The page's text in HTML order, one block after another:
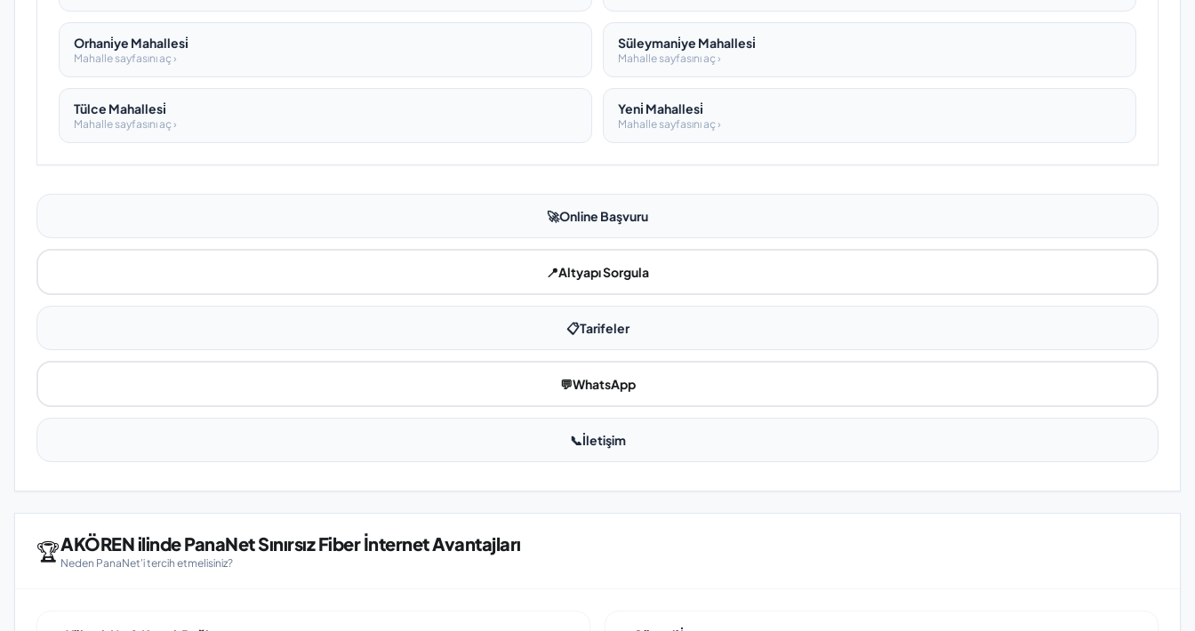
Orhani̇ye Mahallesi̇
Mahalle sayfasını aç ›
Süleymani̇ye Mahallesi̇
Mahalle sayfasını aç ›
Tülce Mahallesi̇
Mahalle sayfasını aç ›
Yeni̇ Mahallesi̇
Mahalle sayfasını aç ›
🚀Online Başvuru
📍Altyapı Sorgula
📋Tarifeler
💬WhatsApp
📞İletişim
🏆AKÖREN ilinde PanaNet Sınırsız Fiber İnternet Avantajları
Neden PanaNet'i tercih etmelisiniz?